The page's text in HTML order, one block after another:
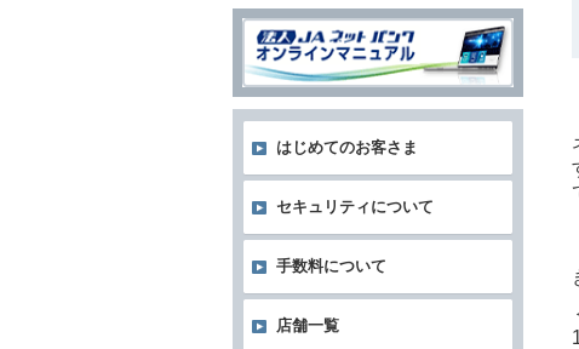
はじめてのお客さま
セキュリティについて
手数料について
店舗一覧